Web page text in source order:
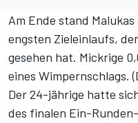
Am Ende stand
engsten Zieleinlaufs,
gesehen hat. Mickrige
eines Wimpernschlags. (
Der 24-jährige hatte
des finalen Ein-